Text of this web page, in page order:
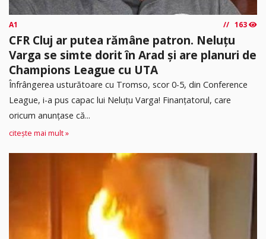
A1 163
CFR Cluj ar putea rămâne patron. Neluțu
Varga se simte dorit în Arad și are planuri de
Champions League cu UTA
Înfrângerea usturătoare cu Tromso, scor 0-5, din Conference
League, i-a pus capac lui Neluțu Varga! Finanțatorul, care
oricum anunțase că...
citește mai mult »